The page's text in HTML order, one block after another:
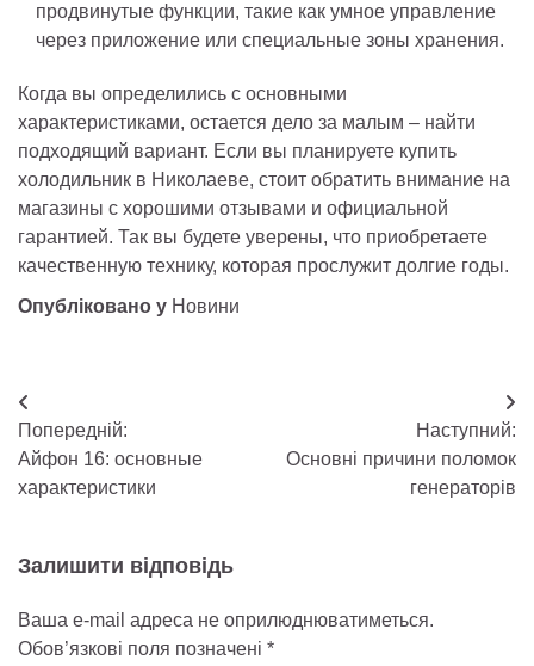
продвинутые функции, такие как умное управление
через приложение или специальные зоны хранения.
Когда вы определились с основными
характеристиками, остается дело за малым – найти
подходящий вариант. Если вы планируете купить
холодильник в Николаеве, стоит обратить внимание на
магазины с хорошими отзывами и официальной
гарантией. Так вы будете уверены, что приобретаете
качественную технику, которая прослужит долгие годы.
Опубліковано у Новини
Навігація
записів
Попередній:
Айфон 16: основные
характеристики
Наступний:
Основні причини поломок
генераторів
Залишити відповідь
Ваша e-mail адреса не оприлюднюватиметься.
Обов’язкові поля позначені *